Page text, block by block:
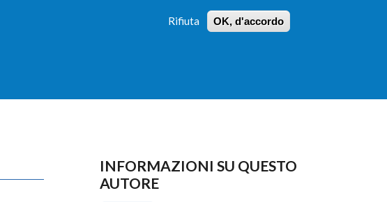
Rifiuta OK, d'accordo
RICERCA
INFORMAZIONI SU QUESTO
AUTORE